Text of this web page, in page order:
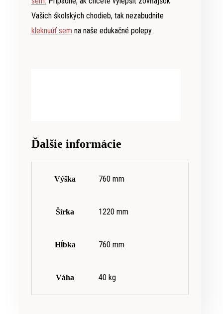
Vašich školských chodieb, tak nezabudnite
kleknuúť sem na naše edukačné polepy.
Ďalšie informácie
Výška 760 mm
Šírka 1220 mm
Hĺbka 760 mm
Váha 40 kg